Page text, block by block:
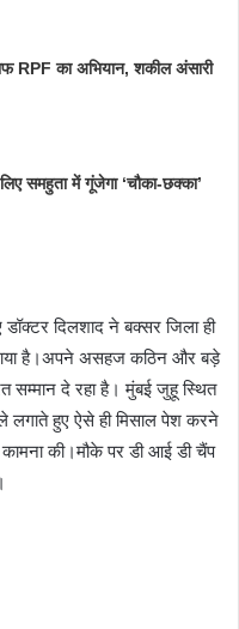
RPF का अभियान, शकील अंसारी
समहुता में गूंजेगा ‘चौका-छक्का’
दिलशाद ने बक्सर जिला ही
है।अपने असहज कठिन और बड़े
सम्मान दे रहा है। मुंबई जुहू स्थित
लगाते हुए ऐसे ही मिसाल पेश करने
की।मौके पर डी आई डी चैंप